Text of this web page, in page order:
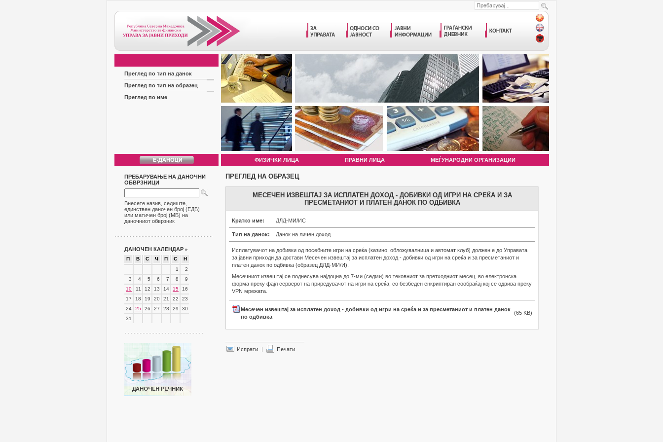
Преглед по тип на данок
Преглед по тип на образец
Преглед по име
ФИЗИЧКИ ЛИЦА ПРАВНИ ЛИЦА МЕЃУНАРОДНИ ОРГАНИЗАЦИИ
ПРЕБАРУВАЊЕ НА ДАНОЧНИ
ОБВРЗНИЦИ
Внесете назив, седиште,
единствен даночен број (ЕДБ)
или матичен број (МБ) на
даночниот обврзник
ДАНОЧЕН КАЛЕНДАР »
П В С Ч П С
Н
1
2
3
4 5 6 7 8
9
10
11 12 13 14 15
16
17
18 19 20 21 22
23
24
25 26 27 28 29
30
31
ПРЕГЛЕД НА ОБРАЗЕЦ
МЕСЕЧЕН ИЗВЕШТАЈ ЗА ИСПЛАТЕН ДОХОД - ДОБИВКИ ОД ИГРИ НА СРЕЌА И ЗА
ПРЕСМЕТАНИОТ И ПЛАТЕН ДАНОК ПО ОДБИВКА
Кратко име: ДЛД-МИ/ИС
Тип на данок: Данок на личен доход
Исплатувачот на добивки од посебните игри на среќа (казино, обложувалница и автомат клуб) должен е до Управата
за јавни приходи да достави Месечен извештај за исплатен доход - добивки од игри на среќа и за пресметаниот и
платен данок по одбивка (образец ДЛД-МИ/И).
Месечниот извештај се поднесува најдоцна до 7-ми (седми) во тековниот за претходниот месец, во електронска
форма преку фајл серверот на приредувачот на игри на среќа, со безбеден енкриптиран сообраќај кој се одвива преку
VPN мрежата.
Месечен извештај за исплатен доход - добивки од игри на среќа и за пресметаниот и платен данок
по одбивка
(65 KB)
Испрати | Печати